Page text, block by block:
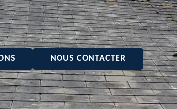
NOUS CONTACTER